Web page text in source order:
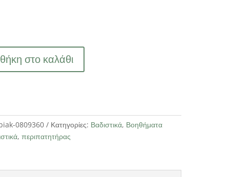
στο καλάθι
0809360 Κατηγορίες: Βαδιστικά, Βοηθήματα
, περιπατητήρας